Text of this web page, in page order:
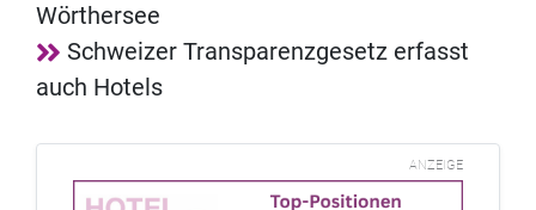
Wörthersee
Schweizer Transparenzgesetz erfasst
auch Hotels
ANZEIGE